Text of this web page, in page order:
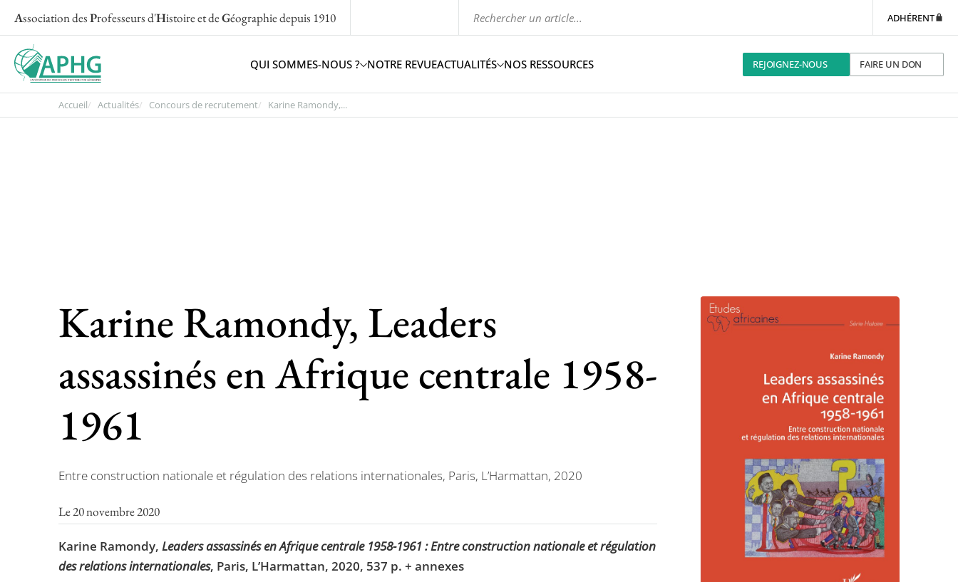
Association desProfesseurs d'Histoire et deGéographiedepuis 1910 ADHÉRENT
QUI SOMMES-NOUS ? NOTRE REVUEACTUALITÉS NOS RESSOURCES REJOIGNEZ-NOUS FAIRE UN DON
Accueil Actualités Concours de recrutement Karine Ramondy,...
Karine Ramondy, Leaders
assassinés en Afrique centrale 1958-
1961
Entre construction nationale et régulation des relations internationales, Paris, L’Harmattan, 2020
Le 20 novembre 2020
Karine Ramondy, Leaders assassinés en Afrique centrale 1958-1961 : Entre construction nationale et régulation
des relations internationales, Paris, L’Harmattan, 2020, 537 p. + annexes